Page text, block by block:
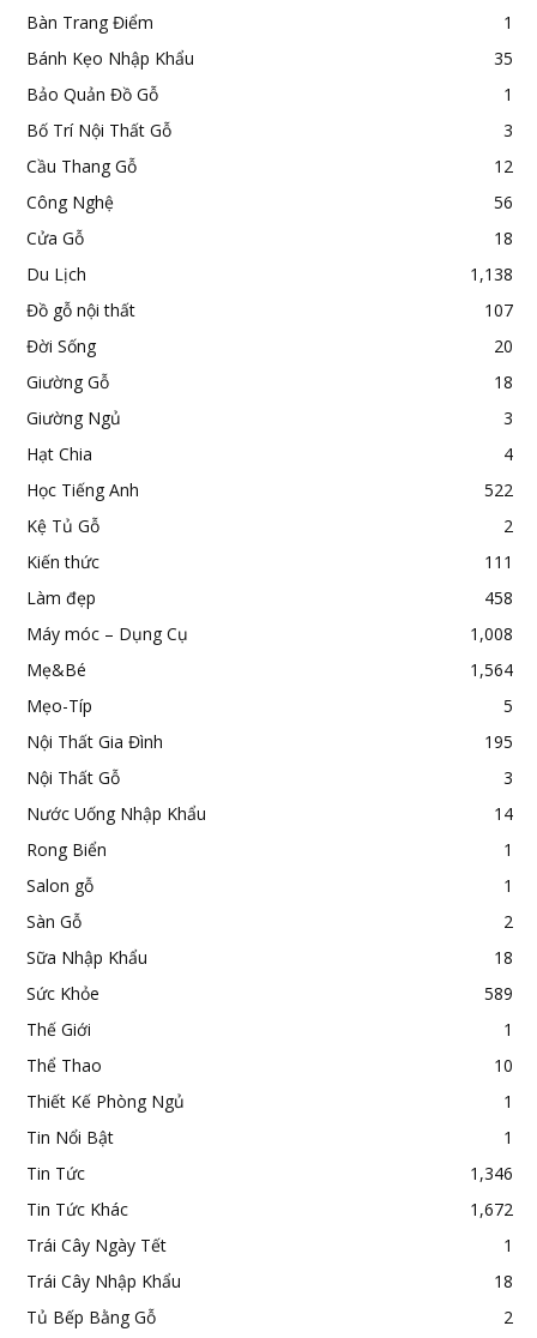
Bàn Trang Điểm
1
Bánh Kẹo Nhập Khẩu
35
Bảo Quản Đồ Gỗ
1
Bố Trí Nội Thất Gỗ
3
Cầu Thang Gỗ
12
Công Nghệ
56
Cửa Gỗ
18
Du Lịch
1,138
Đồ gỗ nội thất
107
Đời Sống
20
Giường Gỗ
18
Giường Ngủ
3
Hạt Chia
4
Học Tiếng Anh
522
Kệ Tủ Gỗ
2
Kiến thức
111
Làm đẹp
458
Máy móc – Dụng Cụ
1,008
Mẹ&Bé
1,564
Mẹo-Típ
5
Nội Thất Gia Đình
195
Nội Thất Gỗ
3
Nước Uống Nhập Khẩu
14
Rong Biển
1
Salon gỗ
1
Sàn Gỗ
2
Sữa Nhập Khẩu
18
Sức Khỏe
589
Thế Giới
1
Thể Thao
10
Thiết Kế Phòng Ngủ
1
Tin Nổi Bật
1
Tin Tức
1,346
Tin Tức Khác
1,672
Trái Cây Ngày Tết
1
Trái Cây Nhập Khẩu
18
Tủ Bếp Bằng Gỗ
2